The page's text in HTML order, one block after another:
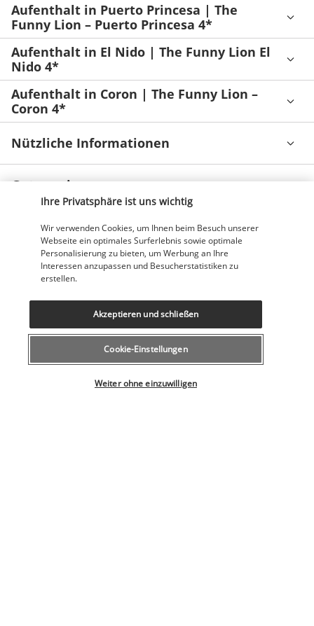
Aufenthalt in Puerto Princesa | The
Funny Lion – Puerto Princesa 4*
Aufenthalt in El Nido | The Funny Lion El
Nido 4*
Aufenthalt in Coron | The Funny Lion –
Coron 4*
Nützliche Informationen
Gut zu wissen
Reiseziel
Nützliche Informationen
Unsere Experten stehen Ihnen zur Seite
043 508 19 00
Ihre Privatsphäre ist uns wichtig
Wir verwenden Cookies, um Ihnen beim Besuch unserer
Webseite ein optimales Surferlebnis sowie optimale
Personalisierung zu bieten, um Werbung an Ihre
Interessen anzupassen und Besucherstatistiken zu
erstellen.
Cookie-Einstellungen
Weiter ohne einzuwilligen
Akzeptieren und schließen